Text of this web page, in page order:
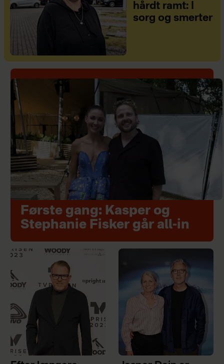
hårdt ramt: I
sorg og smerter
Første gang: Kasper og
Stephanie Fisker går all-in